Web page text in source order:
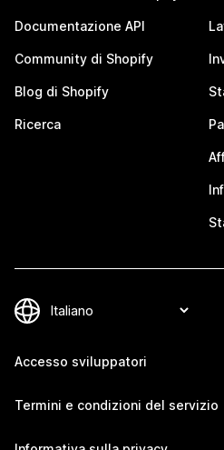
Documentazione API
Community di Shopify
Blog di Shopify
Ricerca
Accesso sviluppatori
Termini e condizioni del servizio